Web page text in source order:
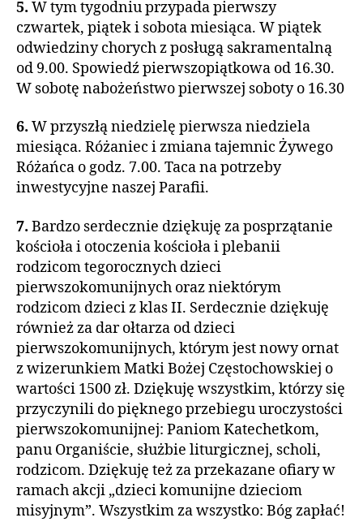
5. W tym tygodniu przypada pierwszy
czwartek, piątek i sobota miesiąca. W piątek
odwiedziny chorych z posługą sakramentalną
od 9.00. Spowiedź pierwszopiątkowa od 16.30.
W sobotę nabożeństwo pierwszej soboty o 16.30
6. W przyszłą niedzielę pierwsza niedziela
miesiąca. Różaniec i zmiana tajemnic Żywego
Różańca o godz. 7.00. Taca na potrzeby
inwestycyjne naszej Parafii.
7. Bardzo serdecznie dziękuję za posprzątanie
kościoła i otoczenia kościoła i plebanii
rodzicom tegorocznych dzieci
pierwszokomunijnych oraz niektórym
rodzicom dzieci z klas II. Serdecznie dziękuję
również za dar ołtarza od dzieci
pierwszokomunijnych, którym jest nowy ornat
z wizerunkiem Matki Bożej Częstochowskiej o
wartości 1500 zł. Dziękuję wszystkim, którzy się
przyczynili do pięknego przebiegu uroczystości
pierwszokomunijnej: Paniom Katechetkom,
panu Organiście, służbie liturgicznej, scholi,
rodzicom. Dziękuję też za przekazane ofiary w
ramach akcji „dzieci komunijne dzieciom
misyjnym”. Wszystkim za wszystko: Bóg zapłać!